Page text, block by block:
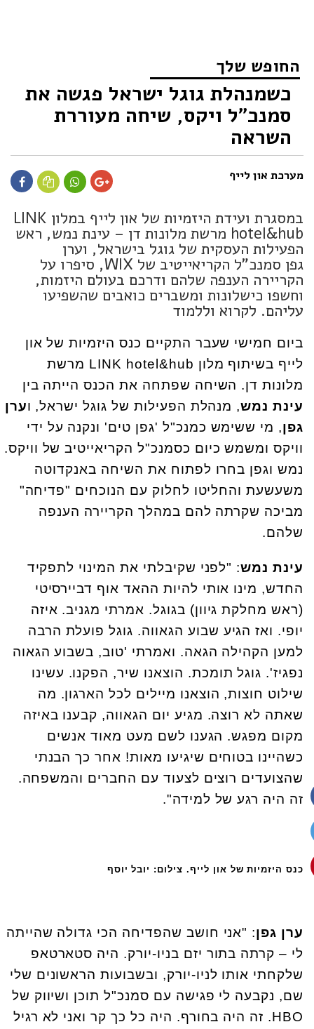
החופש שלך
כשמנהלת גוגל ישראל פגשה את
סמנכ"ל ויקס, שיחה מעוררת
השראה
מערכת און לייף
במסגרת ועידת היזמיות של און לייף במלון LINK
hotel&hub‬ מרשת מלונות דן – עינת נמש, ראש
הפעילות העסקית של גוגל בישראל, וערן
גפן סמנכ"ל הקריאייטיב של WIX, סיפרו על
הקריירה הענפה שלהם ודרכם בעולם היזמות,
וחשפו כישלונות ומשברים כואבים שהשפיעו
עליהם. לקרוא וללמוד
ביום חמישי שעבר התקיים כנס היזמיות של און
לייף בשיתוף מלון LINK hotel&hub‬ מרשת
מלונות דן. השיחה שפתחה את הכנס הייתה בין
עינת נמש, מנהלת הפעילות של גוגל ישראל, וערן
גפן, מי ששימש כמנכ"ל 'גפן טים' ונקנה על ידי
וויקס ומשמש כיום כסמנכ"ל הקריאייטיב של וויקס.
נמש וגפן בחרו לפתוח את השיחה באנקדוטה
משעשעת והחליטו לחלוק עם הנוכחים "פדיחה"
מביכה שקרתה להם במהלך הקריירה הענפה
שלהם.
עינת נמש: "לפני שקיבלתי את המינוי לתפקיד
החדש, מינו אותי להיות ההאד אוף דביירסיטי
(ראש מחלקת גיוון) בגוגל. אמרתי מגניב. איזה
יופי. ואז הגיע שבוע הגאווה. גוגל פועלת הרבה
למען הקהילה הגאה. ואמרתי 'טוב, בשבוע הגאוה
נפגיז'. גוגל תומכת. הוצאנו שיר, הפקנו. עשינו
שילוט חוצות, הוצאנו מיילים לכל הארגון. מה
שאתה לא רוצה. מגיע יום הגאווה, קבענו באיזה
מקום מפגש. הגענו לשם מעט מאוד אנשים
כשהיינו בטוחים שיגיעו מאות! אחר כך הבנתי
שהצועדים רוצים לצעוד עם החברים והמשפחה.
זה היה רגע של למידה".
כנס היזמיות של און לייף. צילום: יובל יוסף
ערן גפן: "אני חושב שהפדיחה הכי גדולה שהייתה
לי – קרתה בתור יזם בניו-יורק. היה סטארטאפ
שלקחתי אותו לניו-יורק, ובשבועות הראשונים שלי
שם, נקבעה לי פגישה עם סמנכ"ל תוכן ושיווק של
HBO. זה היה בחורף. היה כל כך קר ואני לא רגיל